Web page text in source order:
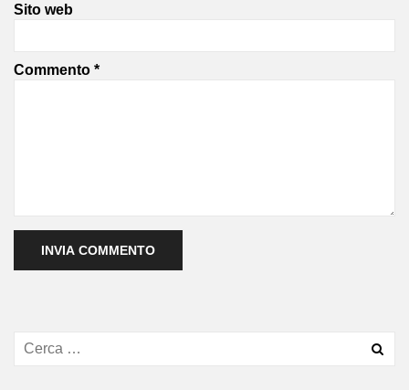
Sito web
Commento *